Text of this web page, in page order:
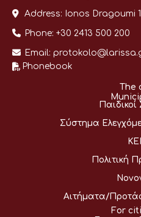
Address: Ionos Dragoumi
Phone: +30 2413 500 200
Email:
Phonebook
The
Παιδικοί
Σύστημα
Πολιτική
Αιτήματα/
For